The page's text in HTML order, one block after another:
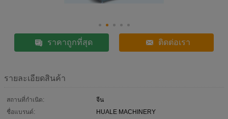
ราคาถูกที่สุด ติดต่อเรา
รายละเอียดสินค้า
สถานที่กำเนิด:
จีน
ชื่อแบรนด์:
HUALE MACHINERY